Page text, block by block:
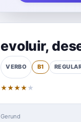
evoluir,
VERBO B1
★★★★ ★
Gerund